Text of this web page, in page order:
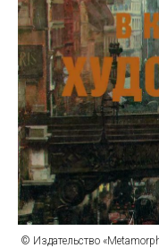
© Издательство